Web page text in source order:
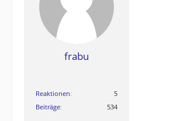
frabu
Reaktionen
5
Beiträge
534